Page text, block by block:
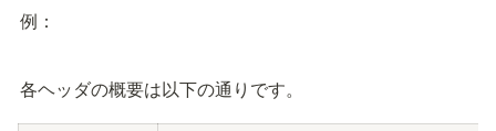
例：
各ヘッダの概要は以下の通りです。